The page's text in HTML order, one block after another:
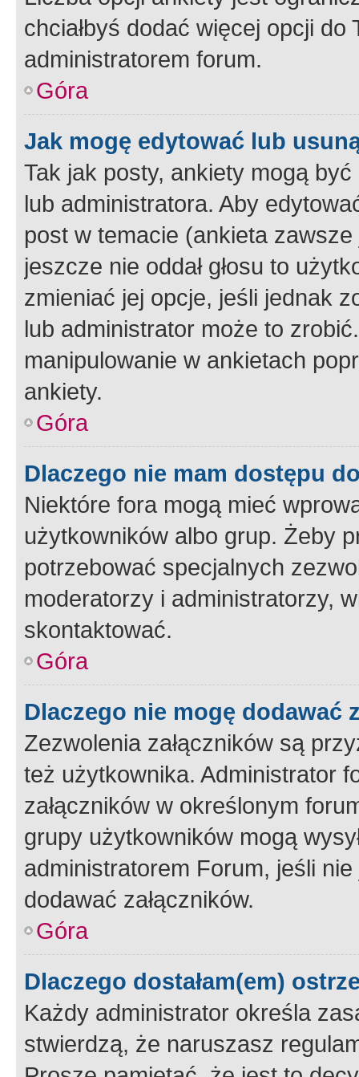
chciałbyś dodać więcej opcji
administratorem forum.
Góra
Jak mogę edytować lub
Tak jak posty, ankiety mogą
lub administratora. Aby
post w temacie (ankieta
jeszcze nie oddał głosu to
zmieniać jej opcje, jeśli jednak
lub administrator może to
manipulowanie w ankietach
ankiety.
Góra
Dlaczego nie mam dostępu
Niektóre fora mogą mieć
użytkowników albo grup. Żeby
potrzebować specjalnych
moderatorzy i administratorzy,
skontaktować.
Góra
Dlaczego nie mogę dodawać
Zezwolenia załączników są
też użytkownika. Administrator
załączników w określonym
grupy użytkowników mogą
administratorem Forum, jeśli
dodawać załączników.
Góra
Dlaczego dostałam(em)
Każdy administrator określa
stwierdzą, że naruszasz